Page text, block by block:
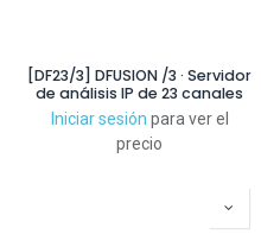
[DF23/3] DFUSION /3 · Servidor
de análisis IP de 23 canales
Iniciar sesión para ver el
precio